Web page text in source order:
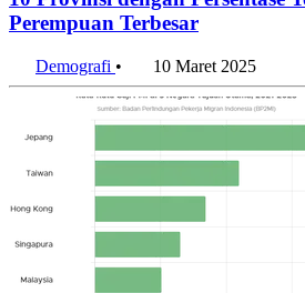
Perempuan Terbesar
Demografi • 10 Maret 2025